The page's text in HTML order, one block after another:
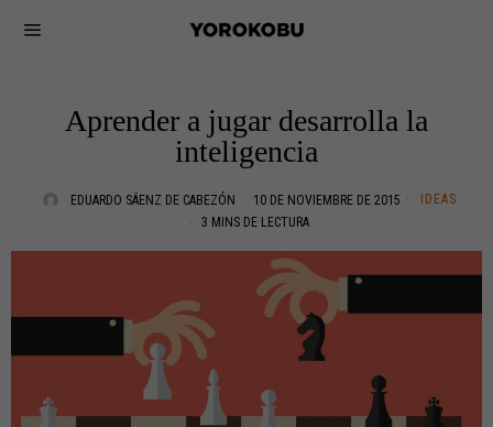
Aprender a jugar desarrolla la
inteligencia
EDUARDO SÁENZ DE CABEZÓN 10 DE NOVIEMBRE DE 2015
IDEAS
3 MINS DE LECTURA